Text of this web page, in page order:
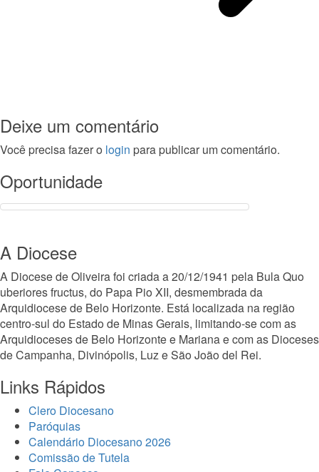
Deixe um comentário
Você precisa fazer o login para publicar um comentário.
Oportunidade
A Diocese
A Diocese de Oliveira foi criada a 20/12/1941 pela Bula Quo
uberiores fructus, do Papa Pio XII, desmembrada da
Arquidiocese de Belo Horizonte. Está localizada na região
centro-sul do Estado de Minas Gerais, limitando-se com as
Arquidioceses de Belo Horizonte e Mariana e com as Dioceses
de Campanha, Divinópolis, Luz e São João del Rei.
Links Rápidos
Clero Diocesano
Paróquias
Calendário Diocesano 2026
Comissão de Tutela